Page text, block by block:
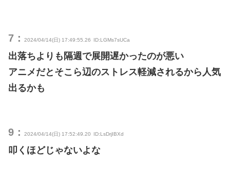
7： 2024/04/14(日) 17:49:55.26 ID:LGMs7sUCa
出落ちよりも隔週で展開遅かったのが悪い
アニメだとそこら辺のストレス軽減されるから人気
出るかも
9： 2024/04/14(日) 17:52:49.20 ID:LsDrjIBXd
叩くほどじゃないよな